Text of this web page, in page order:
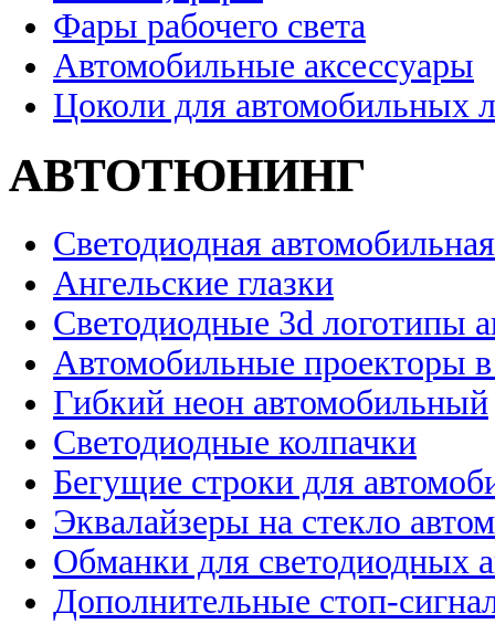
Фары рабочего света
Автомобильные аксессуары
Цоколи для автомобильных
АВТОТЮНИНГ
Светодиодная
Ангельские глазки
Светодиодные 3d логотипы
Автомобильные проекторы
Гибкий неон автомобильный
Светодиодные колпачки
Бегущие строки для
Эквалайзеры на стекло
Обманки для светодиодных
Дополнительные стоп-